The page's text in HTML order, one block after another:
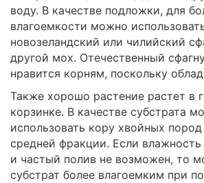
воду. В качестве подложки, для
влагоемкости можно
новозеландский или чилийский
другой мох. Отечественный
нравится корням, поскольку
Также хорошо растение растет в
корзинке. В качестве субстрата
использовать кору хвойных
средней фракции. Если влажность
и частый полив не возможен, то
субстрат более влагоемким при